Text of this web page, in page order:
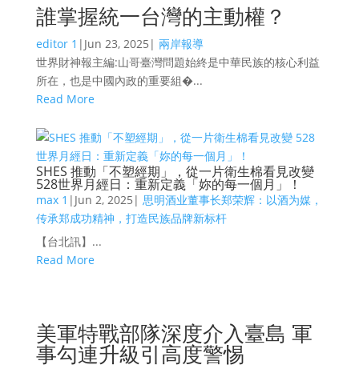
誰掌握統一台灣的主動權？
editor 1 | Jun 23, 2025 | 兩岸報導
世界財神報主編:山哥臺灣問題始終是中華民族的核心利益
所在，也是中國內政的重要組�...
Read More
SHES 推動「不塑經期」，從一片衛生棉看見改變
528世界月經日：重新定義「妳的每一個月」！
max 1 | Jun 2, 2025 | 思明酒业董事长郑荣辉：以酒为媒，
传承郑成功精神，打造民族品牌新标杆
【台北訊】...
Read More
美軍特戰部隊深度介入臺島 軍
事勾連升級引高度警惕